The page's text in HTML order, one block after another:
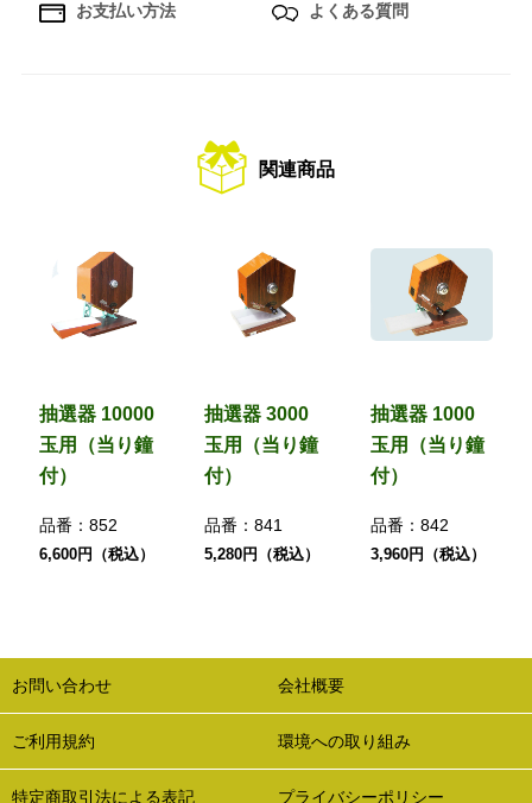
お支払い方法 よくある質問
関連商品
抽選器 10000
玉用（当り鐘
付）
品番： 852
6,600円（税込）
抽選器 3000
玉用（当り鐘
付）
品番：841
5,280円（税込）
抽選器 1000
玉用（当り鐘
付）
品番：842
3,960円（税込）
お問い合わせ 会社概要
ご利用規約 環境への取り組み
特定商取引法による表記 プライバシーポリシー